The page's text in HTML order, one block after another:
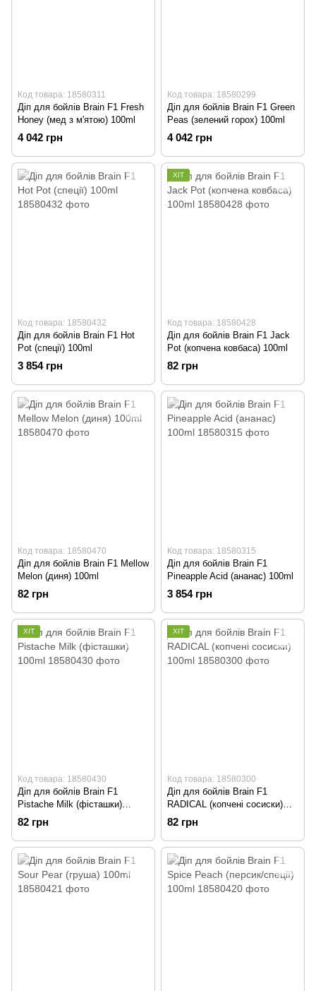
Код товара: 18580311
Діп для бойлів Brain F1 Fresh
Honey (мед з м'ятою) 100ml
4 042 грн
Код товара: 18580299
Діп для бойлів Brain F1 Green
Peas (зелений горох) 100ml
4 042 грн
Код товара: 18580432
Діп для бойлів Brain F1 Hot
Pot (спеції) 100ml
3 854 грн
ХІТ
Код товара: 18580428
Діп для бойлів Brain F1 Jack
Pot (копчена ковбаса) 100ml
82 грн
Код товара: 18580470
Діп для бойлів Brain F1 Mellow
Melon (диня) 100ml
82 грн
Код товара: 18580315
Діп для бойлів Brain F1
Pineapple Acid (ананас) 100ml
3 854 грн
ХІТ
Код товара: 18580430
Діп для бойлів Brain F1
Pistache Milk (фісташки)
100ml
82 грн
ХІТ
Код товара: 18580300
Діп для бойлів Brain F1
RADICAL (копчені сосиски)
100ml
82 грн